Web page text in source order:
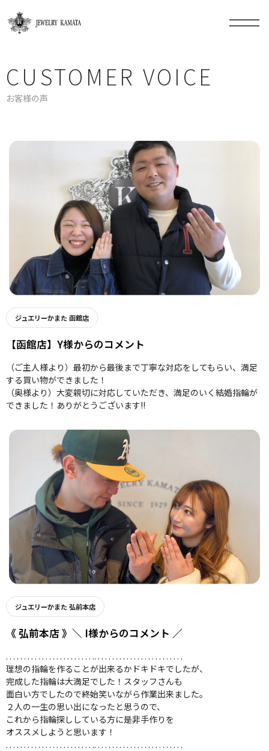
CUSTOMER VOICE
お客様の声
ジュエリーかまた 函館店
【函館店】Y様からのコメント
（ご主人様より）最初から最後まで丁寧な対応をしてもらい、満足
する買い物ができました！
（奥様より）大変親切に対応していただき、満足のいく結婚指輪が
できました！ありがとうございます!!
ジュエリーかまた 弘前本店
《 弘前本店 》＼ I様からのコメント ／
. . . . . . . . . . . . . . . . . . . . . . . . .. . . . . . . . . . . . . . . . . . . . . . . . .
理想の指輪を作ることが出来るかドキドキでしたが、
完成した指輪は大満足でした！スタッフさんも
面白い方でしたので終始笑いながら作業出来ました。
２人の一生の思い出になったと思うので、
これから指輪探ししている方に是非手作りを
オススメしようと思います！
. . . . . . . . . . . . . . . . . . . . . . . . .. . . . . . . . . . . . . . . . . . . . . . . . .